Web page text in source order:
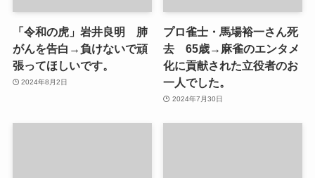
「令和の虎」岩井良明 肺
がんを告白→負けないで頑
張ってほしいです。
2024年8月2日
プロ雀士・馬場裕一さん死
去 65歳→麻雀のエンタメ
化に貢献された立役者のお
一人でした。
2024年7月30日